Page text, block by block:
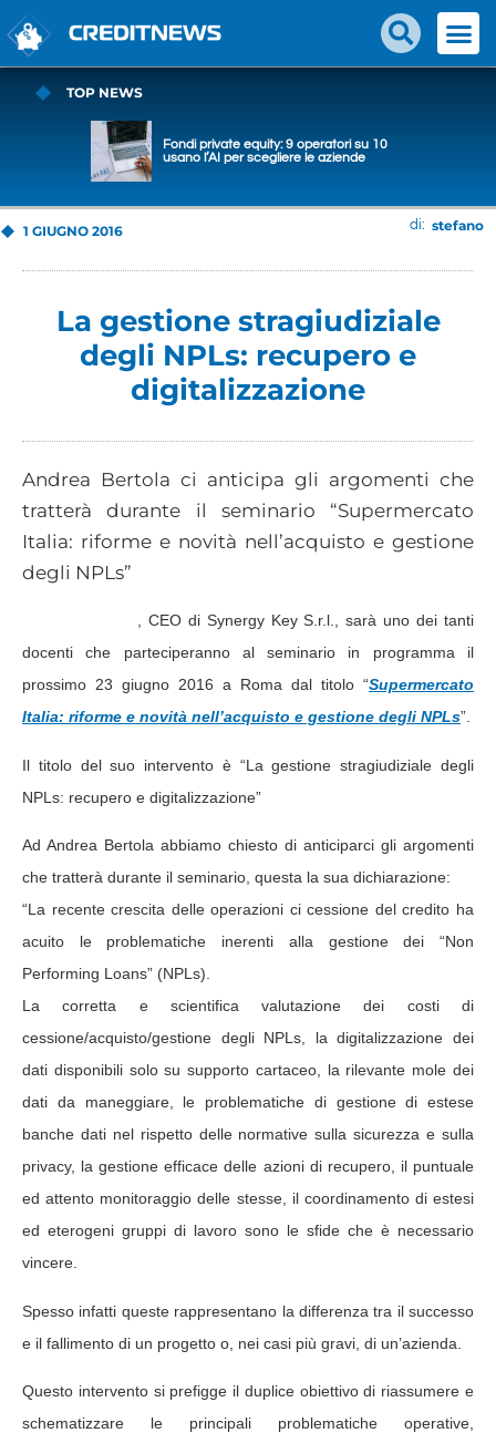
TOP NEWS
Fondi private equity: 9 operatori su 10
usano l’AI per scegliere le aziende
1 GIUGNO 2016 di: stefano
La gestione stragiudiziale
degli NPLs: recupero e
digitalizzazione
Andrea Bertola ci anticipa gli argomenti che
tratterà durante il seminario “Supermercato
Italia: riforme e novità nell’acquisto e gestione
degli NPLs”
, CEO di Synergy Key S.r.l., sarà uno dei tanti
docenti che parteciperanno al seminario in programma il
prossimo 23 giugno 2016 a Roma dal titolo “Supermercato
Italia: riforme e novità nell’acquisto e gestione degli NPLs”.
Il titolo del suo intervento è “La gestione stragiudiziale degli
NPLs: recupero e digitalizzazione”
Ad Andrea Bertola abbiamo chiesto di anticiparci gli argomenti
che tratterà durante il seminario, questa la sua dichiarazione:
“La recente crescita delle operazioni ci cessione del credito ha
acuito le problematiche inerenti alla gestione dei “Non
Performing Loans” (NPLs).
La corretta e scientifica valutazione dei costi di
cessione/acquisto/gestione degli NPLs, la digitalizzazione dei
dati disponibili solo su supporto cartaceo, la rilevante mole dei
dati da maneggiare, le problematiche di gestione di estese
banche dati nel rispetto delle normative sulla sicurezza e sulla
privacy, la gestione efficace delle azioni di recupero, il puntuale
ed attento monitoraggio delle stesse, il coordinamento di estesi
ed eterogeni gruppi di lavoro sono le sfide che è necessario
vincere.
Spesso infatti queste rappresentano la differenza tra il successo
e il fallimento di un progetto o, nei casi più gravi, di un’azienda.
Questo intervento si prefigge il duplice obiettivo di riassumere e
schematizzare le principali problematiche operative,